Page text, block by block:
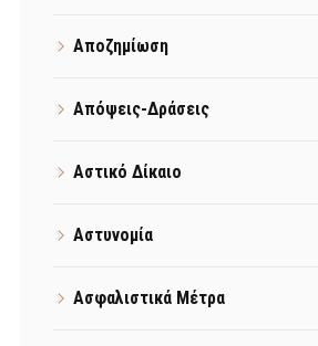
Αποζημίωση
Απόψεις-Δράσεις
Αστικό Δίκαιο
Αστυνομία
Ασφαλιστικά Μέτρα